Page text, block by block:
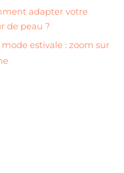
adapter votre
de peau ?
estivale : zoom sur